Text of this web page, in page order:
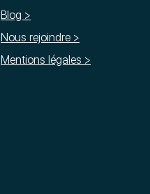
Blog >
Nous rejoindre >
Mentions légales >